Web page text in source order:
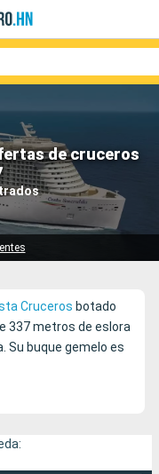
de cruceros
Cruceros botado
337 metros de eslora
Su buque gemelo es